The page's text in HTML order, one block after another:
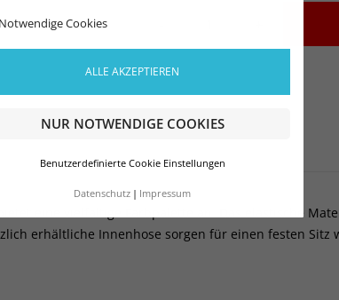
Notwendige Cookies
ALLE AKZEPTIEREN
NUR NOTWENDIGE COOKIES
Benutzerdefinierte Cookie Einstellungen
Datenschutz Impressum
eine vielfältige Farbpalette an. Das elastische
erhältliche Innenhose sorgen für einen festen Sitz